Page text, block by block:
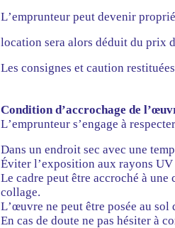
L’emprunteur peut devenir
location sera alors déduit du prix
Les consignes et caution
Condition d’accrochage de
L’emprunteur s’engage à
Dans un endroit sec avec une
Éviter l’exposition aux rayons
Le cadre peut être accroché à une
collage.
L’œuvre ne peut être posée au sol
En cas de doute ne pas hésiter à